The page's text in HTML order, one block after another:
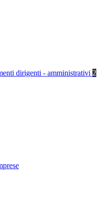
dirigenti - amministrativi 2